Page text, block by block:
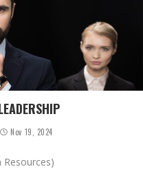
Nov 19, 2024
Resources)